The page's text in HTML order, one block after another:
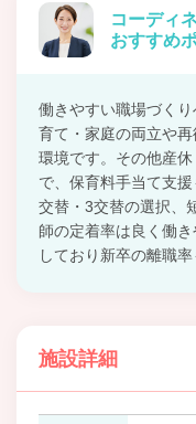
コーディ
おすすめ
働きやすい職場づく
育て・家庭の両立や
環境です。その他産
で、保育料手当て支
交替・3交替の選択、
師の定着率は良く働
しており新卒の離職
施設詳細